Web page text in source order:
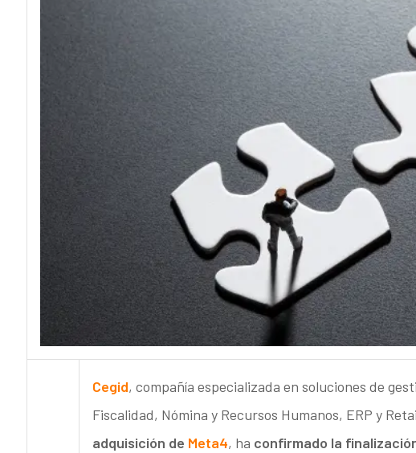
Cegid, compañía especializada en soluciones de
Fiscalidad, Nómina y Recursos Humanos, ERP y
adquisición de Meta4, ha confirmado la